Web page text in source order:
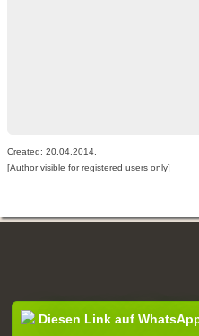
Created: 20.04.2014,
[Author visible for registered users only]
Diesen Link auf